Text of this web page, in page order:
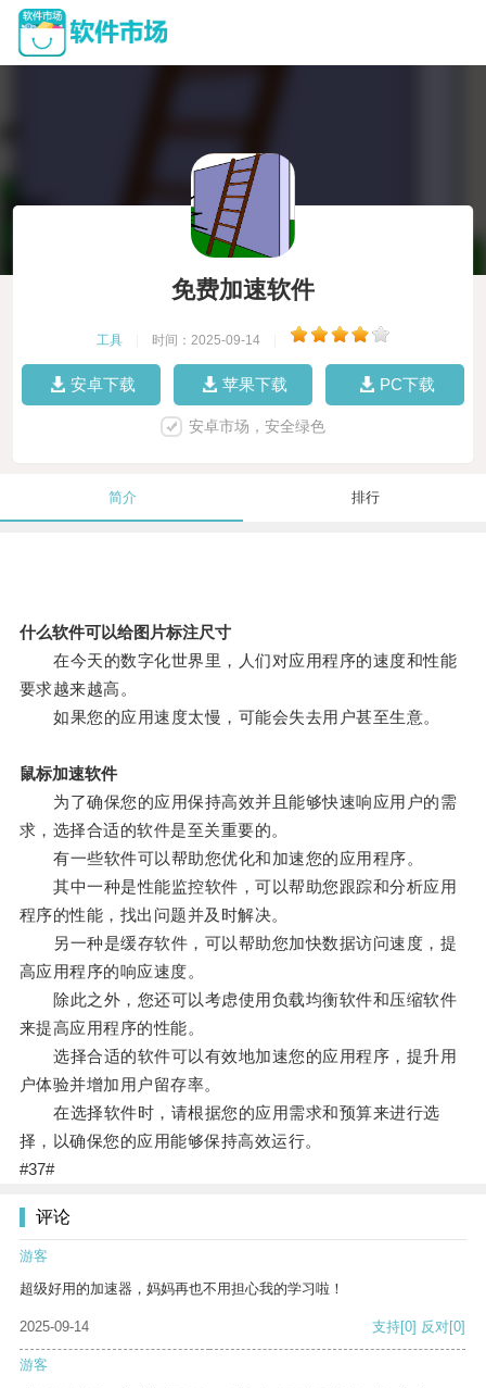
免费加速软件
工具 时间：2025-09-14
安卓下载 苹果下载 PC下载
安卓市场，安全绿色
简介 排行
什么软件可以给图片标注尺寸
在今天的数字化世界里，人们对应用程序的速度和性能
要求越来越高。
如果您的应用速度太慢，可能会失去用户甚至生意。
鼠标加速软件
为了确保您的应用保持高效并且能够快速响应用户的需
求，选择合适的软件是至关重要的。
有一些软件可以帮助您优化和加速您的应用程序。
其中一种是性能监控软件，可以帮助您跟踪和分析应用
程序的性能，找出问题并及时解决。
另一种是缓存软件，可以帮助您加快数据访问速度，提
高应用程序的响应速度。
除此之外，您还可以考虑使用负载均衡软件和压缩软件
来提高应用程序的性能。
选择合适的软件可以有效地加速您的应用程序，提升用
户体验并增加用户留存率。
在选择软件时，请根据您的应用需求和预算来进行选
择，以确保您的应用能够保持高效运行。
#37#
评论
游客
超级好用的加速器，妈妈再也不用担心我的学习啦！
2025-09-14 支持[0] 反对[0]
游客